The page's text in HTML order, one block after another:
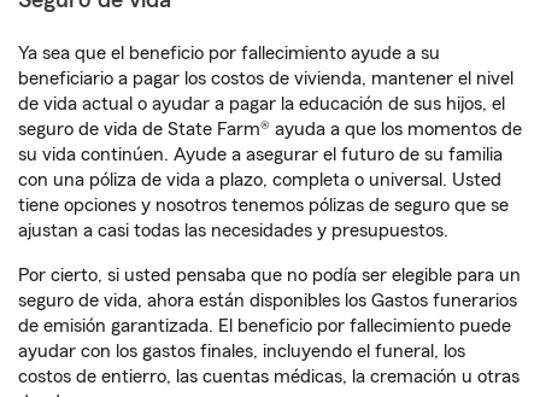
Ya sea que el beneficio por fallecimiento ayude a su
beneficiario a pagar los costos de vivienda, mantener el nivel
de vida actual o ayudar a pagar la educación de sus hijos, el
seguro de vida de State Farm® ayuda a que los momentos de
su vida continúen. Ayude a asegurar el futuro de su familia
con una póliza de vida a plazo, completa o universal. Usted
tiene opciones y nosotros tenemos pólizas de seguro que se
ajustan a casi todas las necesidades y presupuestos.
Por cierto, si usted pensaba que no podía ser elegible para un
seguro de vida, ahora están disponibles los Gastos funerarios
de emisión garantizada. El beneficio por fallecimiento puede
ayudar con los gastos finales, incluyendo el funeral, los
costos de entierro, las cuentas médicas, la cremación u otras